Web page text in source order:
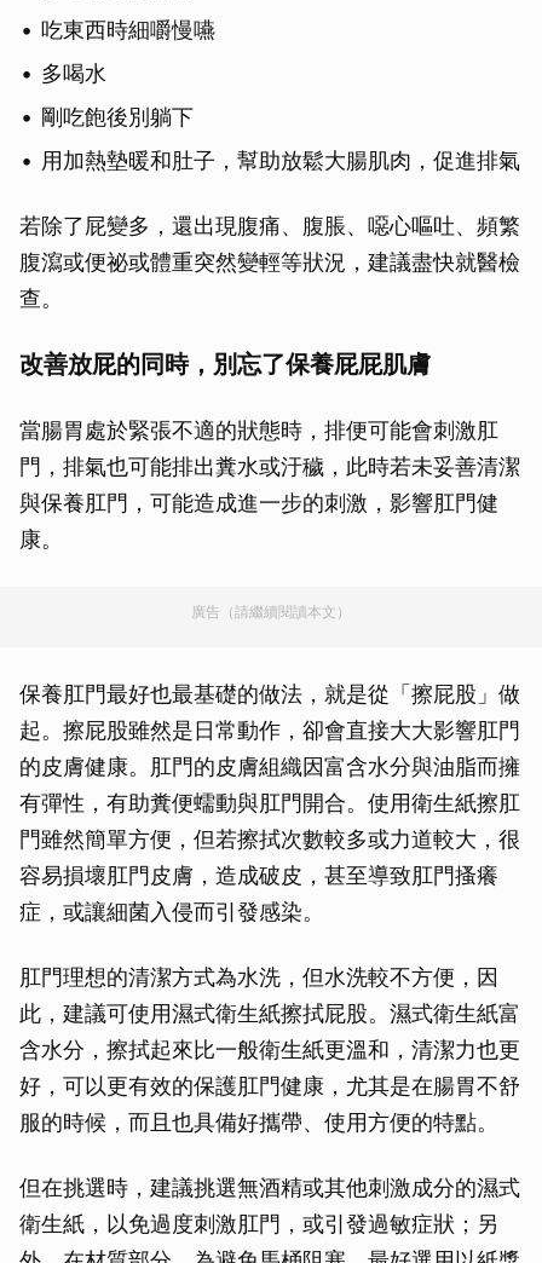
吃東西時細嚼慢嚥
多喝水
剛吃飽後別躺下
用加熱墊暖和肚子，幫助放鬆大腸肌肉，促進排氣
若除了屁變多，還出現腹痛、腹脹、噁心嘔吐、頻繁
腹瀉或便祕或體重突然變輕等狀況，建議盡快就醫檢
查。
改善放屁的同時，別忘了保養屁屁肌膚
當腸胃處於緊張不適的狀態時，排便可能會刺激肛
門，排氣也可能排出糞水或汙穢，此時若未妥善清潔
與保養肛門，可能造成進一步的刺激，影響肛門健
康。
廣告（請繼續閱讀本文）
保養肛門最好也最基礎的做法，就是從「擦屁股」做
起。擦屁股雖然是日常動作，卻會直接大大影響肛門
的皮膚健康。肛門的皮膚組織因富含水分與油脂而擁
有彈性，有助糞便蠕動與肛門開合。使用衛生紙擦肛
門雖然簡單方便，但若擦拭次數較多或力道較大，很
容易損壞肛門皮膚，造成破皮，甚至導致肛門搔癢
症，或讓細菌入侵而引發感染。
肛門理想的清潔方式為水洗，但水洗較不方便，因
此，建議可使用濕式衛生紙擦拭屁股。濕式衛生紙富
含水分，擦拭起來比一般衛生紙更溫和，清潔力也更
好，可以更有效的保護肛門健康，尤其是在腸胃不舒
服的時候，而且也具備好攜帶、使用方便的特點。
但在挑選時，建議挑選無酒精或其他刺激成分的濕式
衛生紙，以免過度刺激肛門，或引發過敏症狀；另